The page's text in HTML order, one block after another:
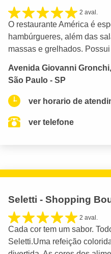
2 aval.
O restaurante América é
hambúrgueres, além das
massas e grelhados.
Avenida Giovanni
São Paulo - SP
ver horario de
ver telefone
Seletti - Shopping
2 aval.
Cada cor tem um sabor.
Seletti.Uma refeição